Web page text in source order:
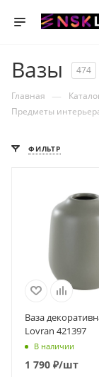
Вазы 474
Главная —
Предметы
ФИЛЬТР
Ваза
Lovran 421397
В наличии
1 790 ₽/шт